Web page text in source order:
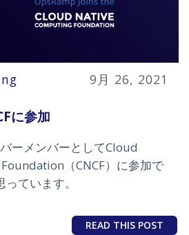
9月 26, 2021
に参加
ーメンバーとしてCloud
（CNCF）に参加で
ています。
READ THIS POST